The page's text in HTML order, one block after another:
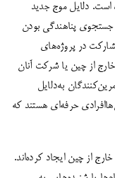
است. دلایل موج جدید
جستجوی پناهندگی بودن
در پروژه‌های
از چین یا شرکت آنان
به‌دلایل
حرفه‌ای هستند که
از چین ایجاد کرده‌اند.